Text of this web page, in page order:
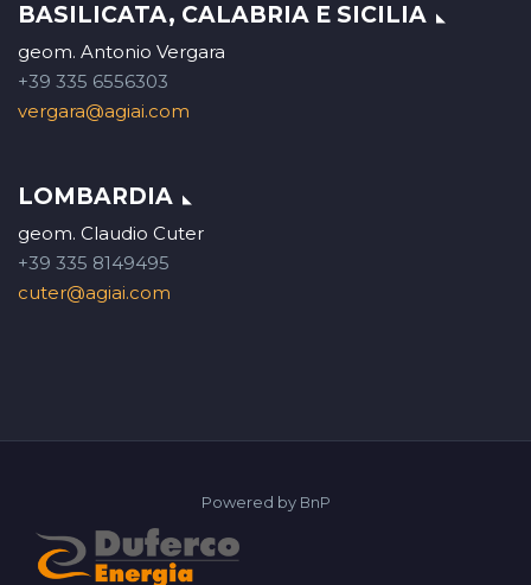
BASILICATA, CALABRIA E SICILIA
geom. Antonio Vergara
+39 335 6556303
vergara@agiai.com
LOMBARDIA
geom. Claudio Cuter
+39 335 8149495
cuter@agiai.com
Powered by BnP